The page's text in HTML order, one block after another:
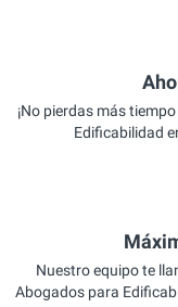
¡No pierdas más
Edificabilidad
Nuestro equipo te
Abogados para